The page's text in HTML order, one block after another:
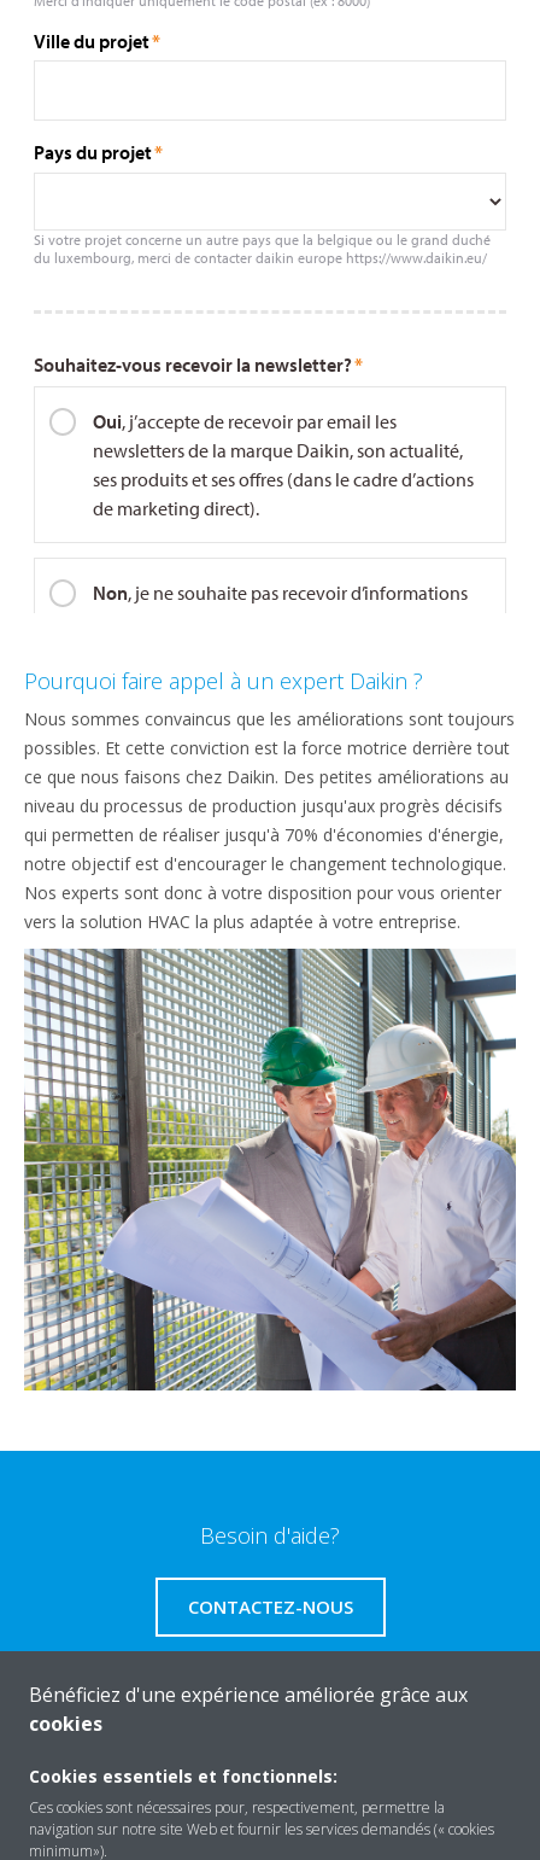
Pourquoi faire appel à un expert Daikin ?
Nous sommes convaincus que les améliorations sont toujours
possibles. Et cette conviction est la force motrice derrière tout
ce que nous faisons chez Daikin. Des petites améliorations au
niveau du processus de production jusqu'aux progrès décisifs
qui permetten de réaliser jusqu'à 70% d'économies d'énergie,
notre objectif est d'encourager le changement technologique.
Nos experts sont donc à votre disposition pour vous orienter
vers la solution HVAC la plus adaptée à votre entreprise.
Besoin d'aide?
CONTACTEZ-NOUS
Solutions
Bénéficiez d'une expérience améliorée grâce aux
cookies
Cookies essentiels et fonctionnels:
Ces cookies sont nécessaires pour, respectivement, permettre la
navigation sur notre site Web et fournir les services demandés (« cookies
minimum»).